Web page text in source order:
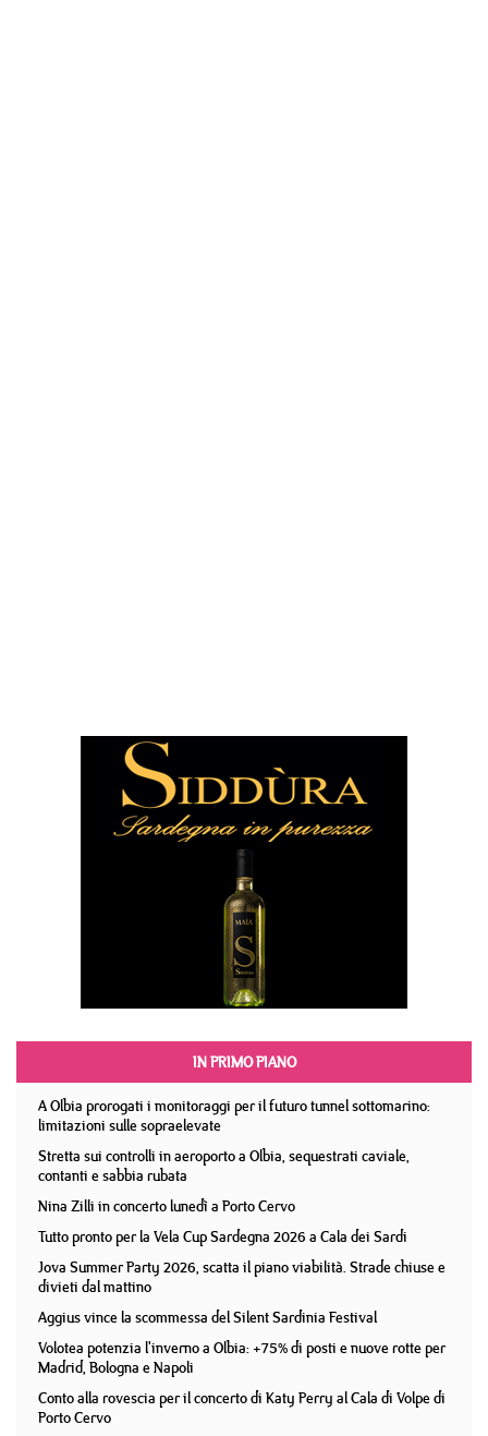
IN PRIMO PIANO
A Olbia prorogati i monitoraggi per il futuro tunnel sottomarino:
limitazioni sulle sopraelevate
Stretta sui controlli in aeroporto a Olbia, sequestrati caviale,
contanti e sabbia rubata
Nina Zilli in concerto lunedì a Porto Cervo
Tutto pronto per la Vela Cup Sardegna 2026 a Cala dei Sardi
Jova Summer Party 2026, scatta il piano viabilità. Strade chiuse e
divieti dal mattino
Aggius vince la scommessa del Silent Sardinia Festival
Volotea potenzia l'inverno a Olbia: +75% di posti e nuove rotte per
Madrid, Bologna e Napoli
Conto alla rovescia per il concerto di Katy Perry al Cala di Volpe di
Porto Cervo